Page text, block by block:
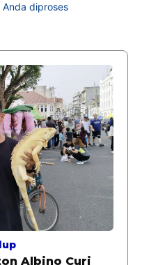
diproses
Albino Curi